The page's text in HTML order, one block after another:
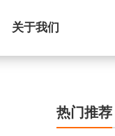
关于我们
热门推荐